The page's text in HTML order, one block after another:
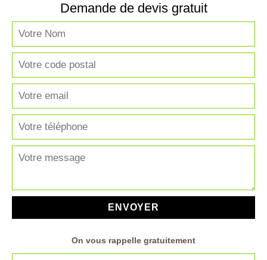
Demande de devis gratuit
On vous rappelle gratuitement